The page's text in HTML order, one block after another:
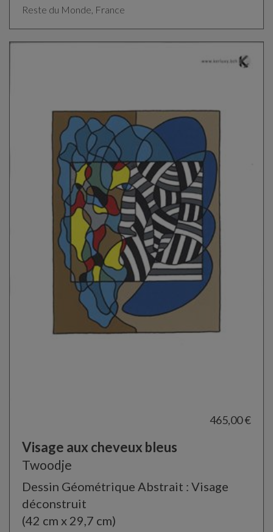
Reste du Monde, France
465,00 €
Visage aux cheveux bleus
Twoodje
Dessin Géométrique Abstrait : Visage
déconstruit
(42 cm x 29,7 cm)